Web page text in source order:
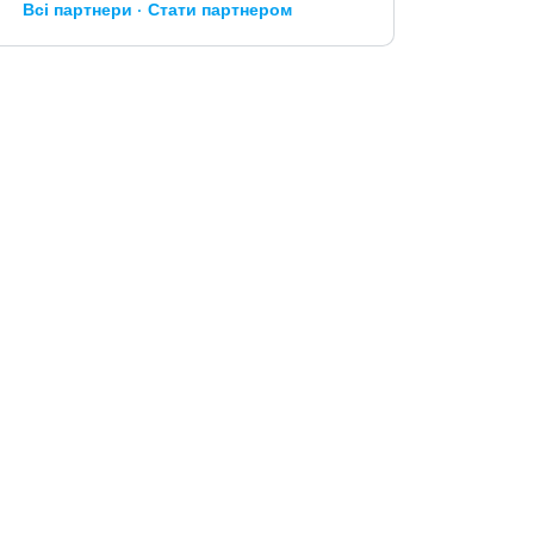
Всі партнери Стати партнером